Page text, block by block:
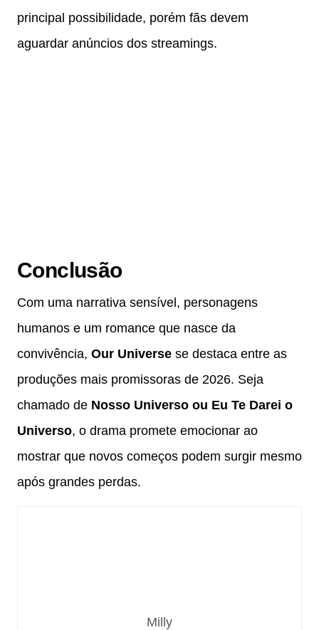
principal possibilidade, porém fãs devem
aguardar anúncios dos streamings.
Conclusão
Com uma narrativa sensível, personagens
humanos e um romance que nasce da
convivência, Our Universe se destaca entre as
produções mais promissoras de 2026. Seja
chamado de Nosso Universo ou Eu Te Darei o
Universo, o drama promete emocionar ao
mostrar que novos começos podem surgir mesmo
após grandes perdas.
Milly